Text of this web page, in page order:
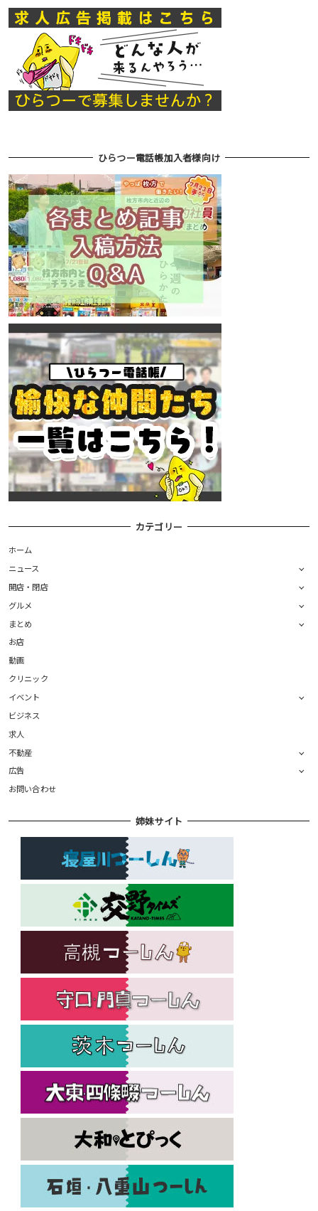
ひらつー電話帳加入者様向け
カテゴリー
ホーム
ニュース
開店・閉店
グルメ
まとめ
お店
動画
クリニック
イベント
ビジネス
求人
不動産
広告
お問い合わせ
姉妹サイト